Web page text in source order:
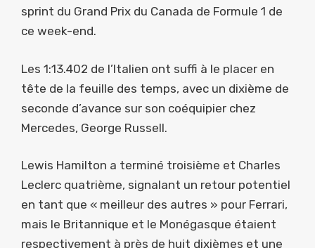
sprint du Grand Prix du Canada de Formule 1 de
ce week-end.
Les 1:13.402 de l’Italien ont suffi à le placer en
tête de la feuille des temps, avec un dixième de
seconde d’avance sur son coéquipier chez
Mercedes, George Russell.
Lewis Hamilton a terminé troisième et Charles
Leclerc quatrième, signalant un retour potentiel
en tant que « meilleur des autres » pour Ferrari,
mais le Britannique et le Monégasque étaient
respectivement à près de huit dixièmes et une